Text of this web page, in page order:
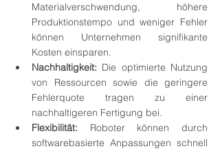
Materialverschwendung, höhere
Produktionstempo und weniger Fehler
können Unternehmen signifikante
Kosten einsparen.
Nachhaltigkeit: Die optimierte Nutzung
von Ressourcen sowie die geringere
Fehlerquote tragen zu einer
nachhaltigeren Fertigung bei.
Flexibilität: Roboter können durch
softwarebasierte Anpassungen schnell